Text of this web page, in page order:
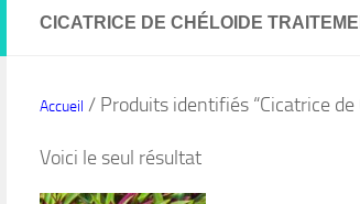
CICATRICE DE CHÉLOIDE
Accueil / Produits identifiés “Cicatrice
Voici le seul résultat